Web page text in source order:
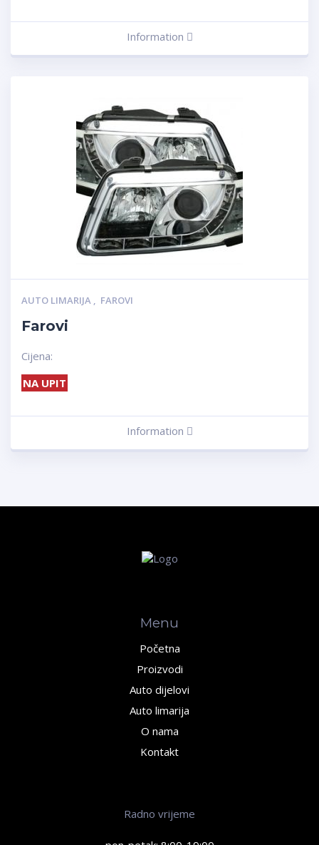
Information
AUTO LIMARIJA , FAROVI
Farovi
Cijena:
NA UPIT
Information
Menu
Početna
Proizvodi
Auto dijelovi
Auto limarija
O nama
Kontakt
Radno vrijeme